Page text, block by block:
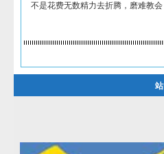
不是花费无数精力去折腾，磨难教